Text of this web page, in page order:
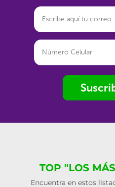
TOP "LOS
Encuentra en estos